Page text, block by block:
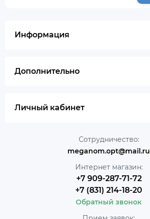
Информация
Дополнительно
Личный кабинет
Сотрудничество:
meganom.opt@mail.ru
Интернет магазин:
+7 909-287-71-72
+7 (831) 214-18-20
Обратный звонок